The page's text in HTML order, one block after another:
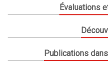
Évaluations
Publications